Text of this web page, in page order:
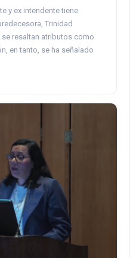
y ex intendente tiene
Trinidad
resaltan atributos como
en tanto, se ha señalado